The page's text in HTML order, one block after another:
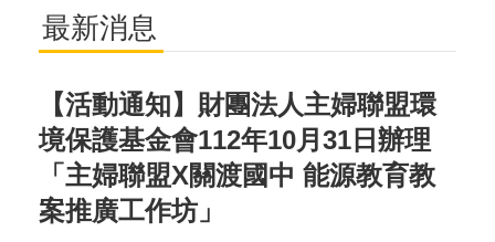
最新消息
【活動通知】財團法人主婦聯盟環
境保護基金會112年10月31日辦理
「主婦聯盟X關渡國中 能源教育教
案推廣工作坊」